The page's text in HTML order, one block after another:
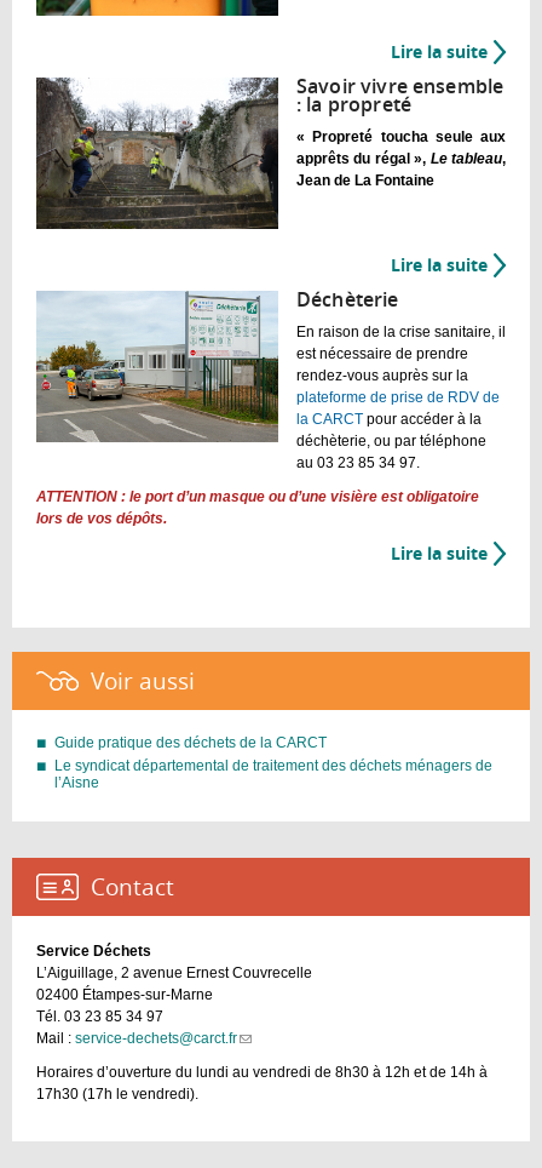
Lire la suite de
La
des
Savoir vivre ensemble
: la propreté
« Propreté toucha seule aux
apprêts du régal », Le tableau,
Jean de La Fontaine
Lire la suite de
la
Déchèterie
En raison de la crise sanitaire, il
est nécessaire de prendre
rendez-vous auprès sur la
plateforme de prise de RDV de
la CARCT pour accéder à la
déchèterie, ou par téléphone
au 03 23 85 34 97.
ATTENTION : le port d’un masque ou d’une visière est obligatoire
lors de vos dépôts.
Lire la suite de
Voir aussi :
Guide pratique des déchets de la CARCT
Le syndicat départemental de traitement des déchets ménagers de
l’Aisne
Contact :
Service Déchets
L’Aiguillage, 2 avenue Ernest Couvrecelle
02400 Étampes-sur-Marne
Tél. 03 23 85 34 97
Mail : service-dechets@carct.fr(link
e-
Horaires d’ouverture du lundi au vendredi de 8h30 à 12h et de 14h à
17h30 (17h le vendredi).